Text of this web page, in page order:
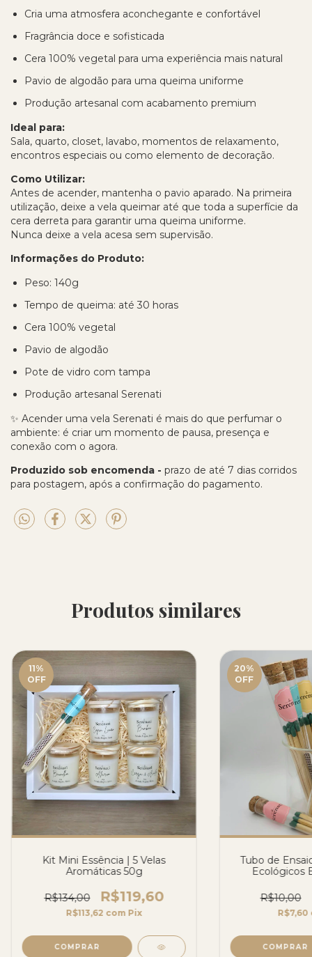
Cria uma atmosfera aconchegante e confortável
Fragrância doce e sofisticada
Cera 100% vegetal para uma experiência mais natural
Pavio de algodão para uma queima uniforme
Produção artesanal com acabamento premium
Ideal para:
Sala, quarto, closet, lavabo, momentos de relaxamento,
encontros especiais ou como elemento de decoração.
Como Utilizar:
Antes de acender, mantenha o pavio aparado. Na primeira
utilização, deixe a vela queimar até que toda a superfície da
cera derreta para garantir uma queima uniforme.
Nunca deixe a vela acesa sem supervisão.
Informações do Produto:
Peso: 140g
Tempo de queima: até 30 horas
Cera 100% vegetal
Pavio de algodão
Pote de vidro com tampa
Produção artesanal Serenati
✨ Acender uma vela Serenati é mais do que perfumar o
ambiente: é criar um momento de pausa, presença e
conexão com o agora.
Produzido sob encomenda - prazo de até 7 dias corridos
para postagem, após a confirmação do pagamento.
Produtos similares
11%
OFF
Kit Mini Essência | 5 Velas
Aromáticas 50g
R$134,00 R$119,60
R$113,62 com Pix
20%
OFF
Tubo de
Ecológicos
R$10,00
R$7,60